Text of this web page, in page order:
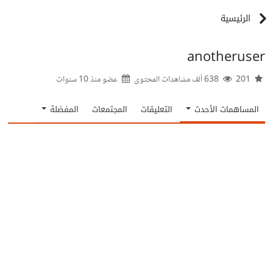
الرئيسية
anotheruser
عضو منذ10 سنوات
المساهمات الأحدث التعليقات المجتمعات المفضلة